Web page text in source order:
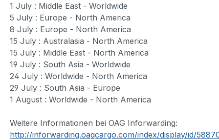
1 July : Middle East - Worldwide
5 July : Europe - North America
8 July : Europe - North America
15 July : Australasia - North America
15 July : Middle East - North America
19 July : South Asia - Worldwide
24 July : Worldwide - North America
29 July : South Asia - Europe
1 August : Worldwide - North America
Weitere Informationen bei OAG Inforwarding:
http://inforwarding.oagcargo.com/index/display/id/